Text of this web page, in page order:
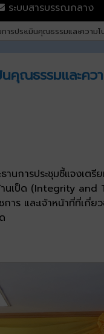
ระบบสารบรรณกลาง
ารประเมินคุณธรรมและความ
คุณธรรมและคว
นการประชุมชี้แจงเต
านเป็ด (Integrity
ร และเจ้าหน้าที่ที่เกี่ย